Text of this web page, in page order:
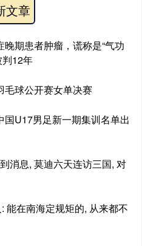
文章
期患者肿瘤，谎称是“气功
判12年
毛球公开赛女单决赛
U17男足新一期集训名单出
消息, 莫迪六天连访三国, 对
能在南海定规矩的, 从来都不